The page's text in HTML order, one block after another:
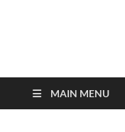
MAIN MENU